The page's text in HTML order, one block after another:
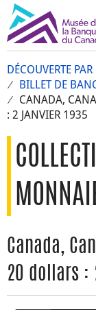
DÉCOUVERTE
BILLET DE
CANADA,
: 2 JANVIER 1935
Canada,
20 dollars :